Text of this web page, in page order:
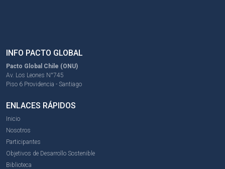
INFO PACTO GLOBAL
Pacto Global Chile (ONU)
Av. Los Leones N°745
Piso 6 Providencia - Santiago
ENLACES RÁPIDOS
Inicio
Nosotros
Participantes
Objetivos de Desarrollo Sostenible
Biblioteca